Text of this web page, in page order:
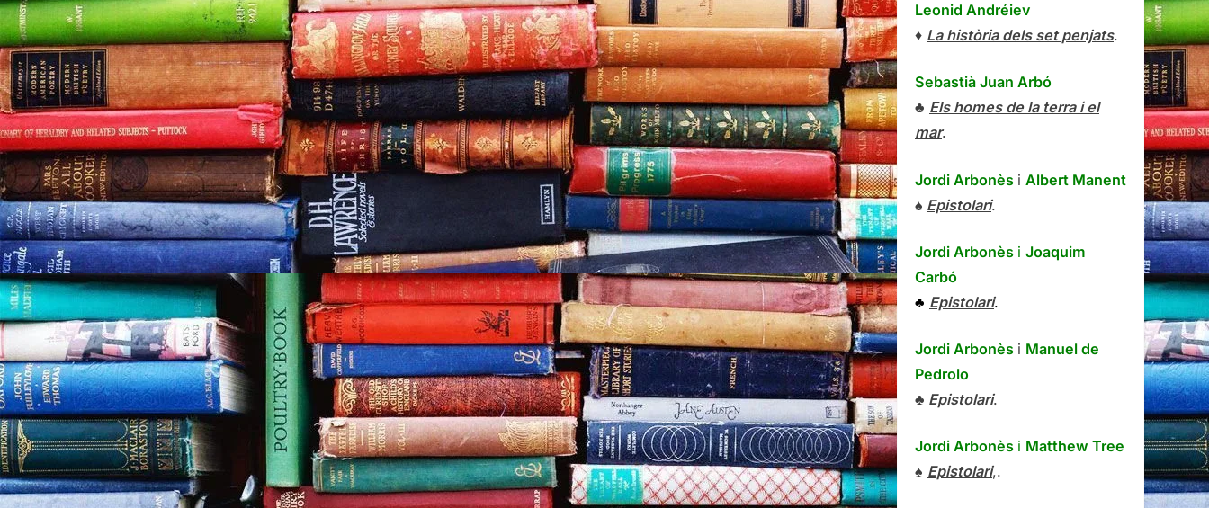
Leonid Andréiev
♦ La història dels set penjats.
Sebastià Juan Arbó
♣ Els homes de la terra i el
mar.
Jordi Arbonès i Albert Manent
♠ Epistolari.
Jordi Arbonès i Joaquim
Carbó
♣ Epistolari.
Jordi Arbonès i Manuel de
Pedrolo
♣ Epistolari.
Jordi Arbonès i Matthew Tree
♠ Epistolari,.